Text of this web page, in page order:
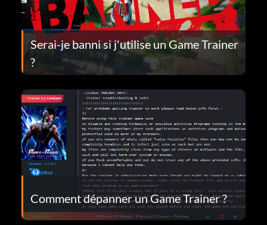
Serai-je banni si j'utilise un Game Trainer
?
Comment dépanner un Game Trainer ?